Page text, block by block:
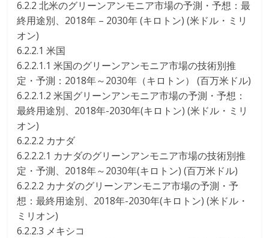
6.2.2 北米のグリーンアンモニア市場の予測・予想：最
終用途別、2018年 – 2030年 (キロトン) (米ドル・ミリ
オン)
6.2.2.1 米国
6.2.2.1.1 米国のグリーンアンモニア市場の技術別推
定・予測：2018年～2030年（キロトン） (百万米ドル)
6.2.2.1.2 米国グリーンアンモニア市場の予測・予想：
最終用途別、2018年-2030年(キロトン) (米ドル・ミリ
オン)
6.2.2.2 カナダ
6.2.2.2.1 カナダのグリーンアンモニア市場の技術別推
定・予測、2018年～2030年(キロトン) (百万米ドル)
6.2.2.2 カナダのグリーンアンモニア市場の予測・予
想：最終用途別、2018年-2030年(キロトン) (米ドル・
ミリオン)
6.2.2.3 メキシコ